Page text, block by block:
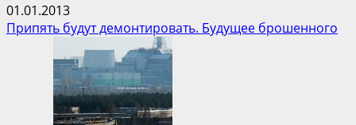
01.01.2013
Припять будут демонтировать. Будущее брошенного